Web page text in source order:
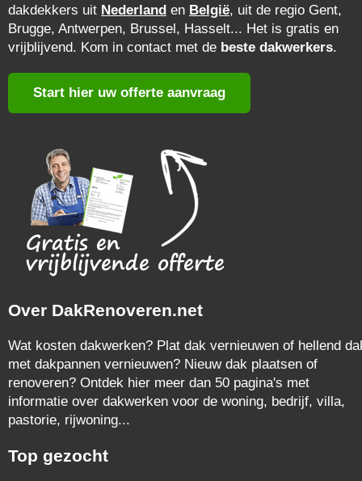
dakdekkers uit Nederland en België, uit de regio Gent,
Brugge, Antwerpen, Brussel, Hasselt... Het is gratis en
vrijblijvend. Kom in contact met de beste dakwerkers.
Start hier uw offerte aanvraag
Over DakRenoveren.net
Wat kosten dakwerken? Plat dak vernieuwen of hellend
met dakpannen vernieuwen? Nieuw dak plaatsen of
renoveren? Ontdek hier meer dan 50 pagina's met
informatie over dakwerken voor de woning, bedrijf, villa,
pastorie, rijwoning...
Top gezocht